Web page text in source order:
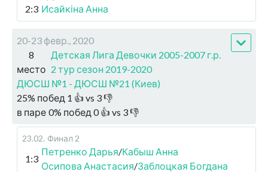
2:3 Исайкіна Анна
20-23 февр., 2020
8
место
Детская Лига Девочки 2005-2007 г.р.
2 тур сезон 2019-2020
ДЮСШ №1 - ДЮСШ №21 (Киев)
25% побед 1 👍 vs 3👎
в паре 0% побед 0👍 vs 3👎
23.02. Финал 2
1:3
Петренко Дарья/Кабыш Анна
Осипова Анастасия/Заблоцкая Богдана